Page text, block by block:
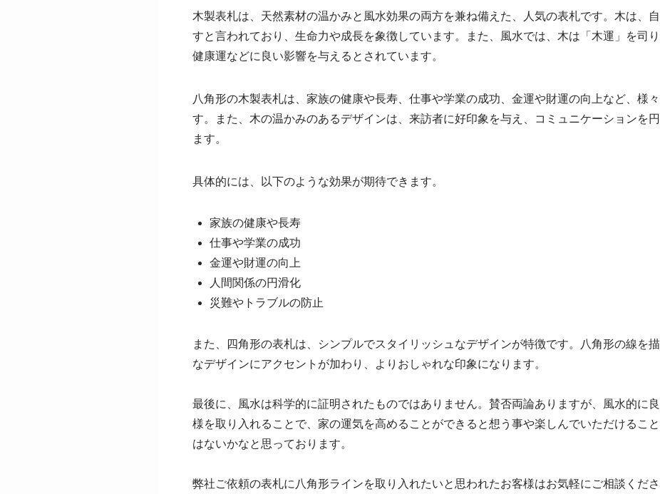
木製表札は、天然素材の温かみと風水効果の両方を兼ね備えた、人気の表札です。木は、
すと言われており、生命力や成長を象徴しています。また、風水では、木は「木運」を司り
健康運などに良い影響を与えるとされています。
八角形の木製表札は、家族の健康や長寿、仕事や学業の成功、金運や財運の向上など、様
す。また、木の温かみのあるデザインは、来訪者に好印象を与え、コミュニケーションを
ます。
具体的には、以下のような効果が期待できます。
家族の健康や長寿
仕事や学業の成功
金運や財運の向上
人間関係の円滑化
災難やトラブルの防止
また、四角形の表札は、シンプルでスタイリッシュなデザインが特徴です。八角形の線を
なデザインにアクセントが加わり、よりおしゃれな印象になります。
最後に、風水は科学的に証明されたものではありません。賛否両論ありますが、風水的に
様を取り入れることで、家の運気を高めることができると想う事や楽しんでいただけるこ
はないかなと思っております。
弊社ご依頼の表札に八角形ラインを取り入れたいと思われたお客様はお気軽にご相談くだ